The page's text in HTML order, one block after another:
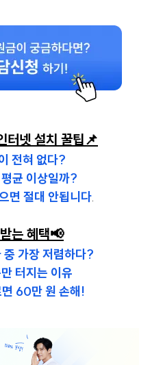
터넷 설치 꿀팁📌
전혀 없다?
균 이상일까?
면 절대 안됩니다.
는 혜택📢
가장 저렴하다?
터지는 이유
면 60만 원 손해!